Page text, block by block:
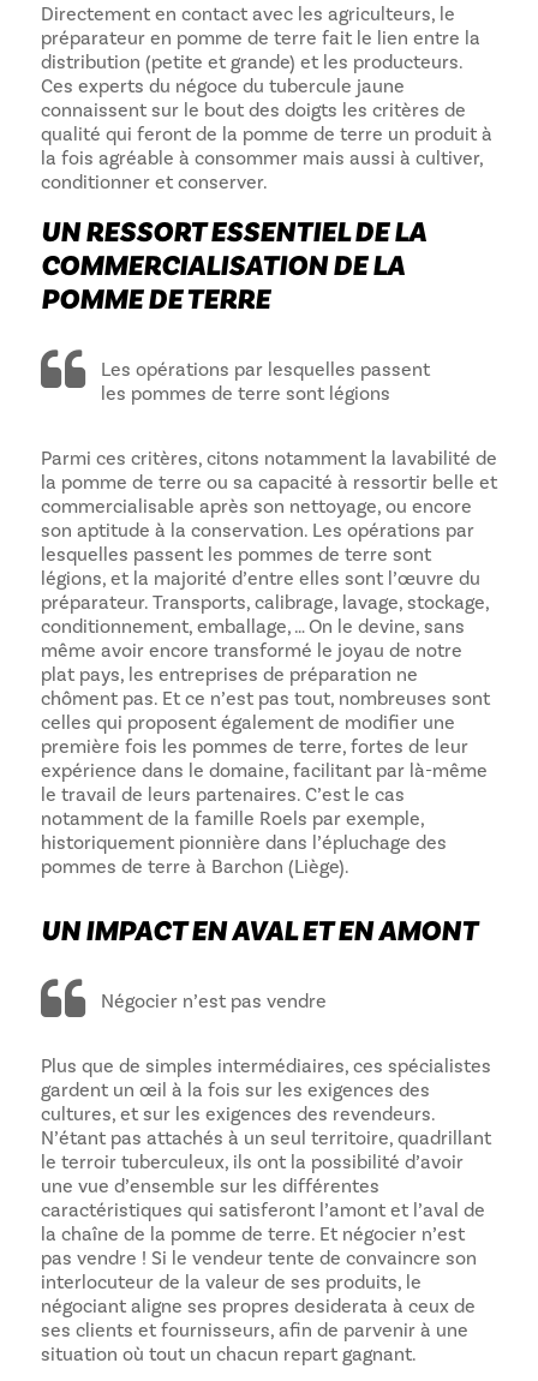
Directement en contact avec les agriculteurs, le
préparateur en pomme de terre fait le lien entre la
distribution (petite et grande) et les producteurs.
Ces experts du négoce du tubercule jaune
connaissent sur le bout des doigts les critères de
qualité qui feront de la pomme de terre un produit à
la fois agréable à consommer mais aussi à cultiver,
conditionner et conserver.
UN RESSORT ESSENTIEL DE LA
COMMERCIALISATION DE LA
POMME DE TERRE
Les opérations par lesquelles passent
les pommes de terre sont légions
Parmi ces critères, citons notamment la lavabilité de
la pomme de terre ou sa capacité à ressortir belle et
commercialisable après son nettoyage, ou encore
son aptitude à la conservation. Les opérations par
lesquelles passent les pommes de terre sont
légions, et la majorité d’entre elles sont l’œuvre du
préparateur. Transports, calibrage, lavage, stockage,
conditionnement, emballage, … On le devine, sans
même avoir encore transformé le joyau de notre
plat pays, les entreprises de préparation ne
chôment pas. Et ce n’est pas tout, nombreuses sont
celles qui proposent également de modifier une
première fois les pommes de terre, fortes de leur
expérience dans le domaine, facilitant par là-même
le travail de leurs partenaires. C’est le cas
notamment de la famille Roels par exemple,
historiquement pionnière dans l’épluchage des
pommes de terre à Barchon (Liège).
UN IMPACT EN AVAL ET EN AMONT
Négocier n’est pas vendre
Plus que de simples intermédiaires, ces spécialistes
gardent un œil à la fois sur les exigences des
cultures, et sur les exigences des revendeurs.
N’étant pas attachés à un seul territoire, quadrillant
le terroir tuberculeux, ils ont la possibilité d’avoir
une vue d’ensemble sur les différentes
caractéristiques qui satisferont l’amont et l’aval de
la chaîne de la pomme de terre. Et négocier n’est
pas vendre ! Si le vendeur tente de convaincre son
interlocuteur de la valeur de ses produits, le
négociant aligne ses propres desiderata à ceux de
ses clients et fournisseurs, afin de parvenir à une
situation où tout un chacun repart gagnant.